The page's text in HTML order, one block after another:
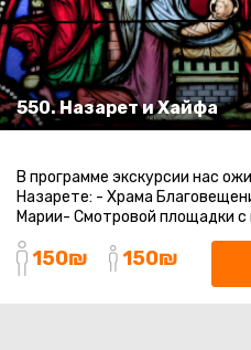
550. Назарет и Хайфа
В программе экскурсии нас
Назарете: - Храма
Марии- Смотровой площадки
Прогулка по древним
Христианский треугольник
ШефарамХайфаХайфа -
150₪ 150₪